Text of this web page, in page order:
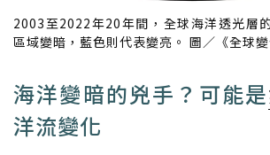
2003至2022年20年間，全球海洋透光層
區域變暗，藍色則代表變亮。 圖／《全球
海洋變暗的兇手？可能是
洋流變化